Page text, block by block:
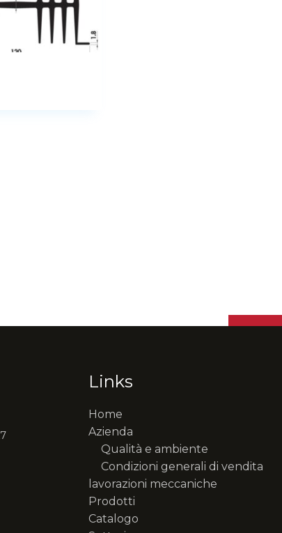
Links
Home
Azienda
Qualità e ambiente
Condizioni generali di vendita
lavorazioni meccaniche
Prodotti
Catalogo